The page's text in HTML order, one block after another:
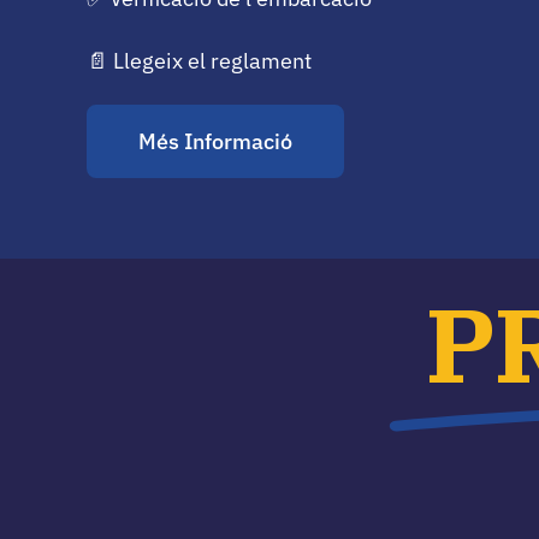
📄 Llegeix el reglament
Més Informació